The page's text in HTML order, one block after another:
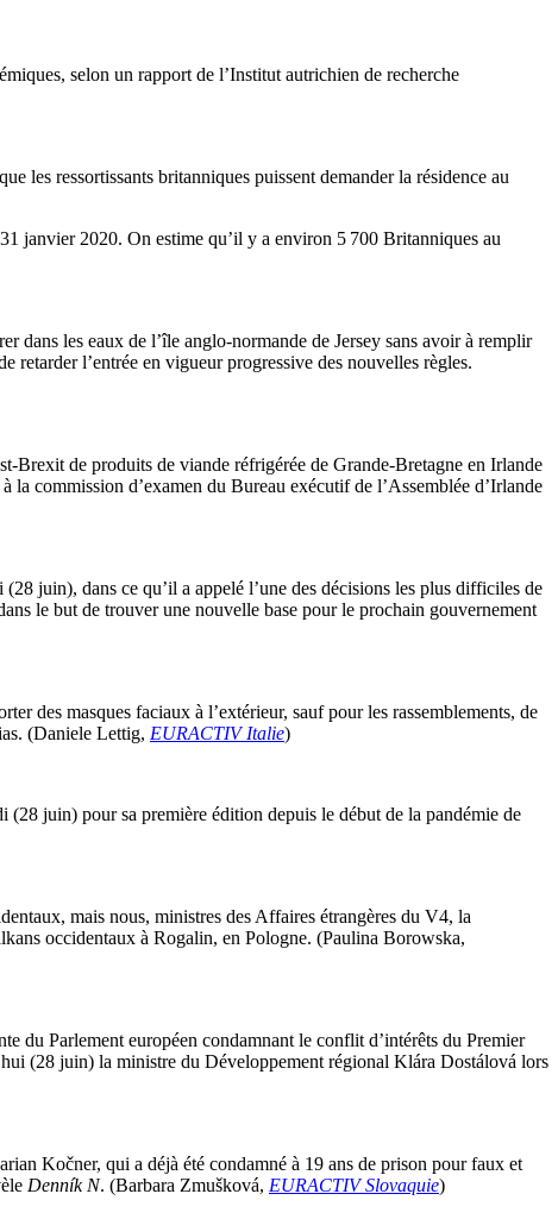
selon un rapport de l’Institut autrichien de recherche
les ressortissants britanniques puissent demander la résidence au
janvier 2020. On estime qu’il y a environ 5 700 Britanniques au
dans les eaux de l’île anglo-normande de Jersey sans avoir à remplir
l’entrée en vigueur progressive des nouvelles règles.
Brexit de produits de viande réfrigérée de Grande-Bretagne en Irlande
commission d’examen du Bureau exécutif de l’Assemblée d’Irlande
juin), dans ce qu’il a appelé l’une des décisions les plus difficiles de
le but de trouver une nouvelle base pour le prochain gouvernement
des masques faciaux à l’extérieur, sauf pour les rassemblements, de
(Daniele Lettig, EURACTIV Italie)
juin) pour sa première édition depuis le début de la pandémie de
mais nous, ministres des Affaires étrangères du V4, la
occidentaux à Rogalin, en Pologne. (Paulina Borowska,
du Parlement européen condamnant le conflit d’intérêts du Premier
(28 juin) la ministre du Développement régional Klára Dostálová lors
Kočner, qui a déjà été condamné à 19 ans de prison pour faux et
Denník N. (Barbara Zmušková, EURACTIV Slovaquie)